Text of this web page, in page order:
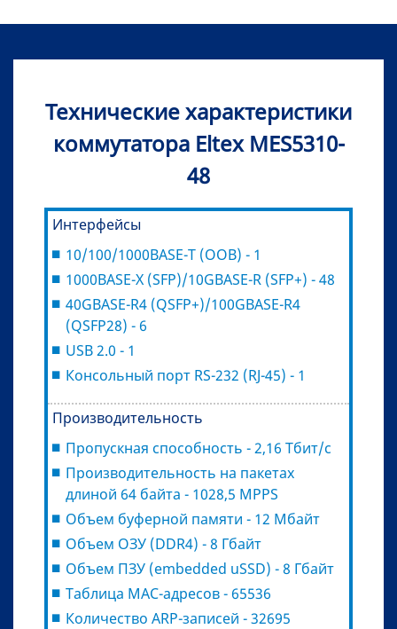
Технические характеристики
коммутатора Eltex MES5310-
48
Интерфейсы
10/100/1000BASE-T (OOB) - 1
1000BASE-X (SFP)/10GBASE-R (SFP+) - 48
40GBASE-R4 (QSFP+)/100GBASE-R4
(QSFP28) - 6
USB 2.0 - 1
Консольный порт RS-232 (RJ-45) - 1
Производительность
Пропускная способность - 2,16 Тбит/с
Производительность на пакетах
длиной 64 байта - 1028,5 MPPS
Объем буферной памяти - 12 Мбайт
Объем ОЗУ (DDR4) - 8 Гбайт
Объем ПЗУ (embedded uSSD) - 8 Гбайт
Таблица MAC-адресов - 65536
Количество ARP-записей - 32695